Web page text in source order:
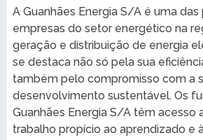
A Guanhães Energia S/A é uma das
empresas do setor energético na
geração e distribuição de energia
se destaca não só pela sua
também pelo compromisso com a
desenvolvimento sustentável. Os
Guanhães Energia S/A têm acesso
trabalho propício ao aprendizado e